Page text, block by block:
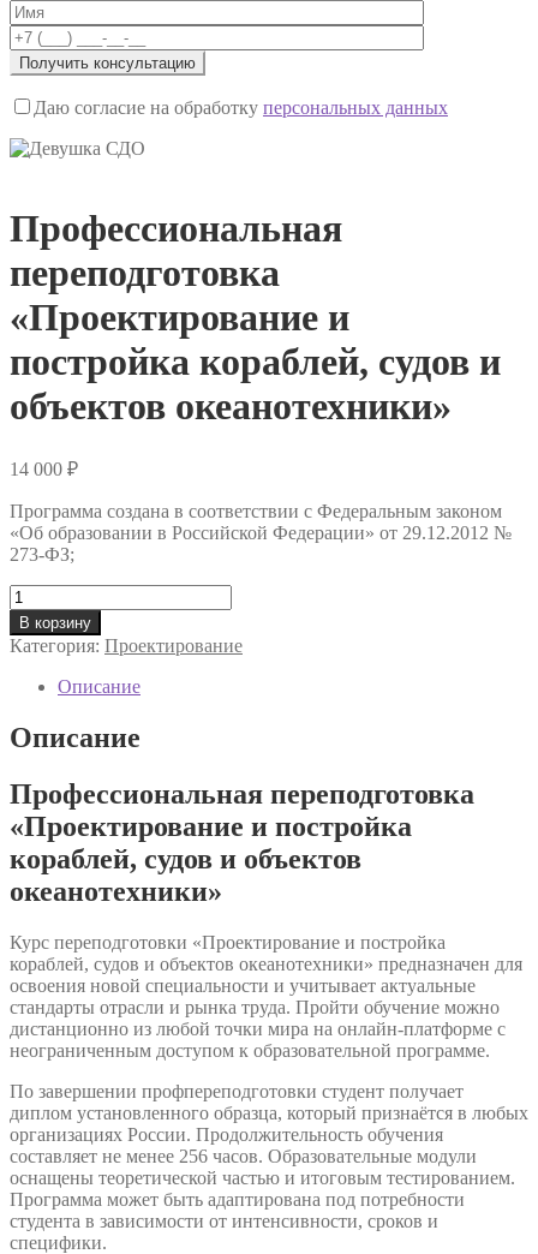
Даю согласие на обработку персональных данных
Профессиональная
переподготовка
«Проектирование и
постройка кораблей, судов и
объектов океанотехники»
14 000 ₽
Программа создана в соответствии с Федеральным законом
«Об образовании в Российской Федерации» от 29.12.2012 №
273-ФЗ;
Количество
товара
Профессиональная
переподготовка
«Проектирование
постройка
кораблей,
и
объектов
океанотехники»
В корзину
Категория: Проектирование
Описание
Описание
Профессиональная переподготовка
«Проектирование и постройка
кораблей, судов и объектов
океанотехники»
Курс переподготовки «Проектирование и постройка
кораблей, судов и объектов океанотехники» предназначен для
освоения новой специальности и учитывает актуальные
стандарты отрасли и рынка труда. Пройти обучение можно
дистанционно из любой точки мира на онлайн-платформе с
неограниченным доступом к образовательной программе.
По завершении профпереподготовки студент получает
диплом установленного образца, который признаётся в любых
организациях России. Продолжительность обучения
составляет не менее 256 часов. Образовательные модули
оснащены теоретической частью и итоговым тестированием.
Программа может быть адаптирована под потребности
студента в зависимости от интенсивности, сроков и
специфики.